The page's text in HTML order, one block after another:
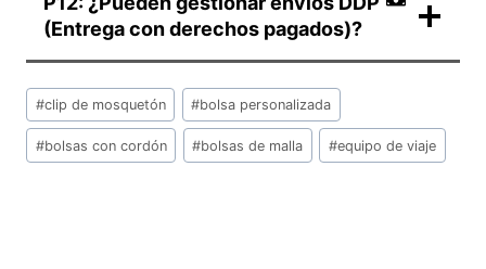
(Entrega con derechos pagados)?
Etiquetas
de
la
#clip de mosquetón #bolsa personalizada
#bolsas con cordón #bolsas de malla #equipo de viaje